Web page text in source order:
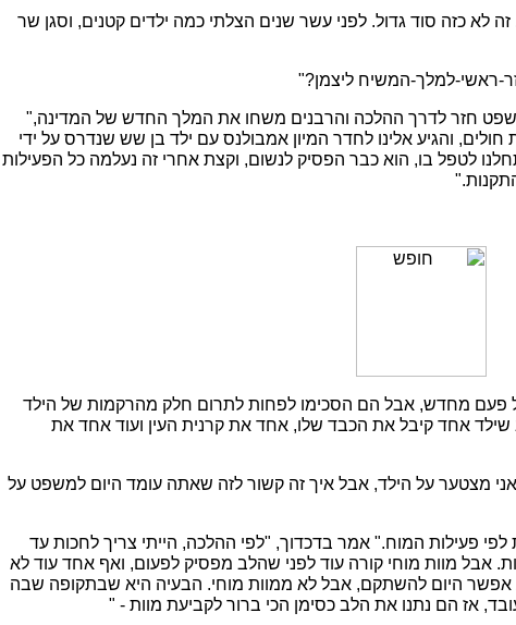
לא כזה סוד גדול. לפני עשר שנים הצלתי כמה ילדים קטנים, וסגן שר
ראשי-למלך-המשיח ליצמן?"
חזר לדרך ההלכה והרבנים משחו את המלך החדש של המדינה,"
והגיע אלינו לחדר המיון אמבולנס עם ילד בן שש שנדרס על ידי
לטפל בו, הוא כבר הפסיק לנשום, וקצת אחרי זה נעלמה כל הפעילות
פעם מחדש, אבל הם הסכימו לפחות לתרום חלק מהרקמות של הילד
שילד אחד קיבל את הכבד שלו, אחד את קרנית העין ועוד אחד את
מצטער על הילד, אבל איך זה קשור לזה שאתה עומד היום למשפט על
פעילות המוח." אמר בדכדוך, "לפי ההלכה, הייתי צריך לחכות עד
אבל מוות מוחי קורה עוד לפני שהלב מפסיק לפעום, ואף אחד עוד לא
אפשר היום להשתקם, אבל לא ממוות מוחי. הבעיה היא שבתקופה שבה
אז הם נתנו את הלב כסימן הכי ברור לקביעת מוות - "